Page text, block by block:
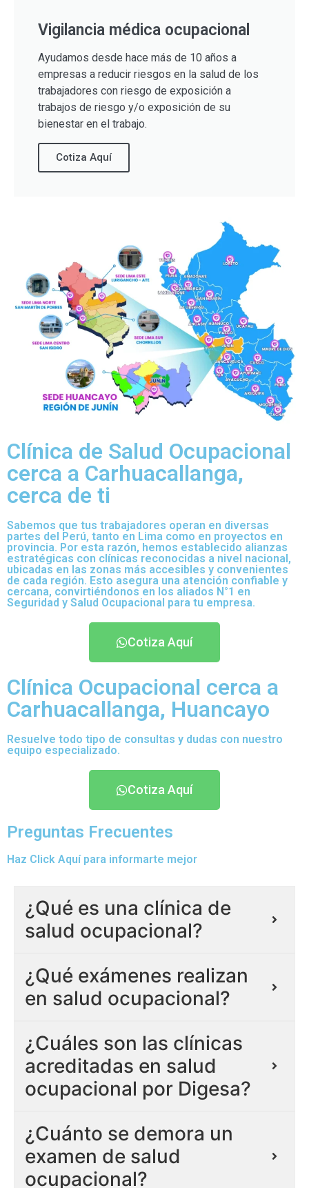
Vigilancia médica ocupacional
Ayudamos desde hace más de 10 años a
empresas a reducir riesgos en la salud de los
trabajadores con riesgo de exposición a
trabajos de riesgo y/o exposición de su
bienestar en el trabajo.
Cotiza Aquí
Clínica de Salud Ocupacional
cerca a Carhuacallanga,
cerca de ti
Sabemos que tus trabajadores operan en diversas
partes del Perú, tanto en Lima como en proyectos en
provincia. Por esta razón, hemos establecido alianzas
estratégicas con clínicas reconocidas a nivel nacional,
ubicadas en las zonas más accesibles y convenientes
de cada región. Esto asegura una atención confiable y
cercana, convirtiéndonos en los aliados N°1 en
Seguridad y Salud Ocupacional para tu empresa.
Cotiza Aquí
Clínica Ocupacional cerca a
Carhuacallanga, Huancayo
Resuelve todo tipo de consultas y dudas con nuestro
equipo especializado.
Cotiza Aquí
Preguntas Frecuentes
Haz Click Aquí para informarte mejor
¿Qué es una clínica de
salud ocupacional?
¿Qué exámenes realizan
en salud ocupacional?
¿Cuáles son las clínicas
acreditadas en salud
ocupacional por Digesa?
¿Cuánto se demora un
examen de salud
ocupacional?